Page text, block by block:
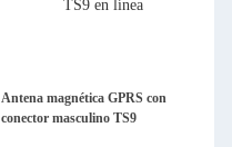
Antena magnética GPRS con
conector masculino TS9